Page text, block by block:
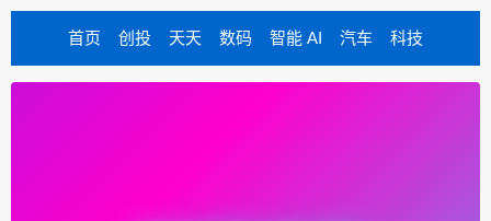
首页 创投 天天 数码 智能 AI 汽车 科技